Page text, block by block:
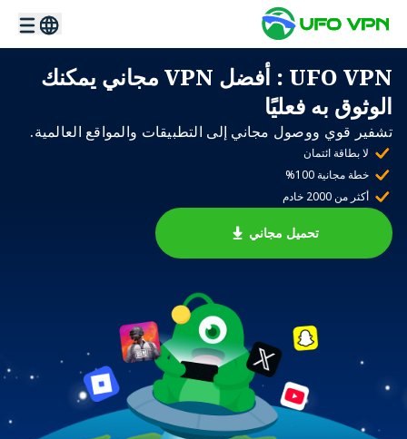
UFO VPN
: أفضل VPN مجاني يمكنك
الوثوق به فعليًا
تشفير قوي ووصول مجاني إلى التطبيقات والمواقع العالمية.
لا بطاقة ائتمان
خطة مجانية 100%
أكثر من 2000 خادم
تحميل مجاني